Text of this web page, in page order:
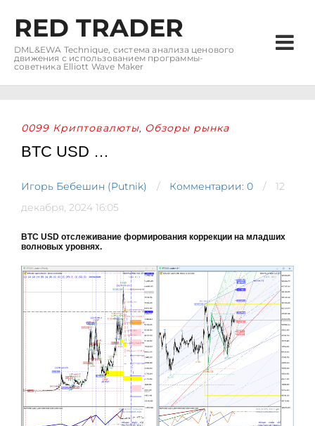
RED TRADER
DML&EWA Technique, система анализа ценового
движения с использованием программы-
советника Elliott Wave Maker
0099 Криптовалюты, Обзоры рынка
BTC USD …
Игорь Бебешин (Putnik) Комментарии: 0
12
декабря, 2024 16:05
BTC USD отслеживание формирования коррекции на младших
волновых уровнях.